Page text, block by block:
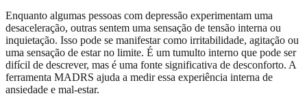
Enquanto algumas pessoas com depressão experimentam uma
desaceleração, outras sentem uma sensação de tensão interna ou
inquietação. Isso pode se manifestar como irritabilidade, agitação ou
uma sensação de estar no limite. É um tumulto interno que pode ser
difícil de descrever, mas é uma fonte significativa de desconforto. A
ferramenta MADRS ajuda a medir essa experiência interna de
ansiedade e mal-estar.